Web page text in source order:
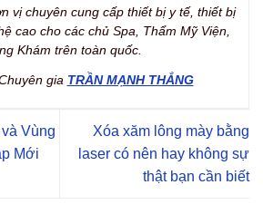
vị chuyên cung cấp thiết bị y tế, thiết bị
cao cho các chủ Spa, Thẩm Mỹ Viện,
Khám trên toàn quốc.
gia TRẦN MẠNH THẮNG
Vùng
Mới
Xóa xăm lông mày bằng
laser có nên hay không sự
thật bạn cần biết